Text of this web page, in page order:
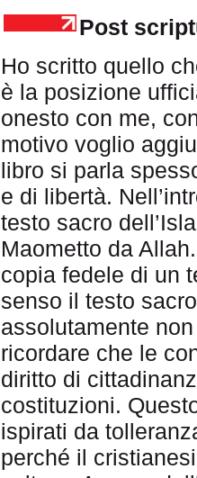
Post
Ho scritto quello
è la posizione
onesto con me,
motivo voglio
libro si parla
e di libertà.
testo sacro
Maometto da
copia fedele di un
senso il testo
assolutamente
ricordare che le
diritto di
costituzioni.
ispirati da
perché il